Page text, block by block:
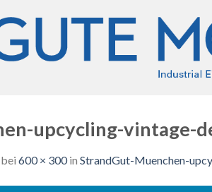
upcycling-vintage-
bei 600 × 300in StrandGut-Muenchen-